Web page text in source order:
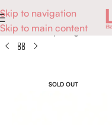
Skip to navigation
Skip to main content
Accueil Maquillage Teint
SOLD OUT